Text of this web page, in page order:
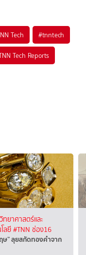
Tech #tnntech
Tech Reports
ทยาศาสตร์และ
ลยี#TNN ช่อง16
ษ” ลุยสกัดทองคำจาก